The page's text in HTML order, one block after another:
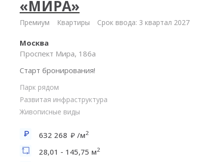
«МИРА»
Премиум Квартиры Срок ввода: 3 квартал 2027
Москва
Проспект Мира, 186а
Старт бронирования!
Парк рядом
Развитая инфраструктура
Живописные виды
632 268 /м2
28,01 - 145,75 м2